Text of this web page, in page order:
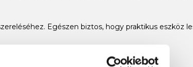
Egészen biztos, hogy praktikus eszköz